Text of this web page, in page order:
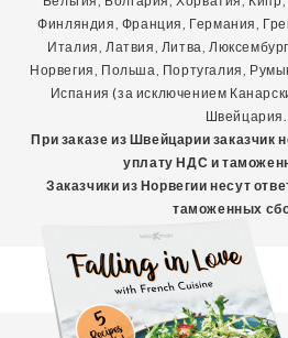
Финляндия, Франция, Германия,
Италия, Латвия, Литва,
Норвегия, Польша, Португалия,
Испания (за исключением
Швейцария.
При заказе из Швейцарии заказчик
уплату НДС и
Заказчики из Норвегии несут
таможенных